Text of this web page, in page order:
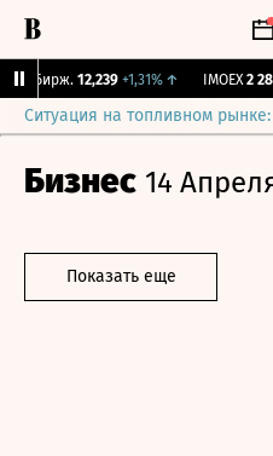
Бирж. 12,239 +1,31%↑ IMOEX 2
Ситуация на топливном
Бизнес 14
Показать еще